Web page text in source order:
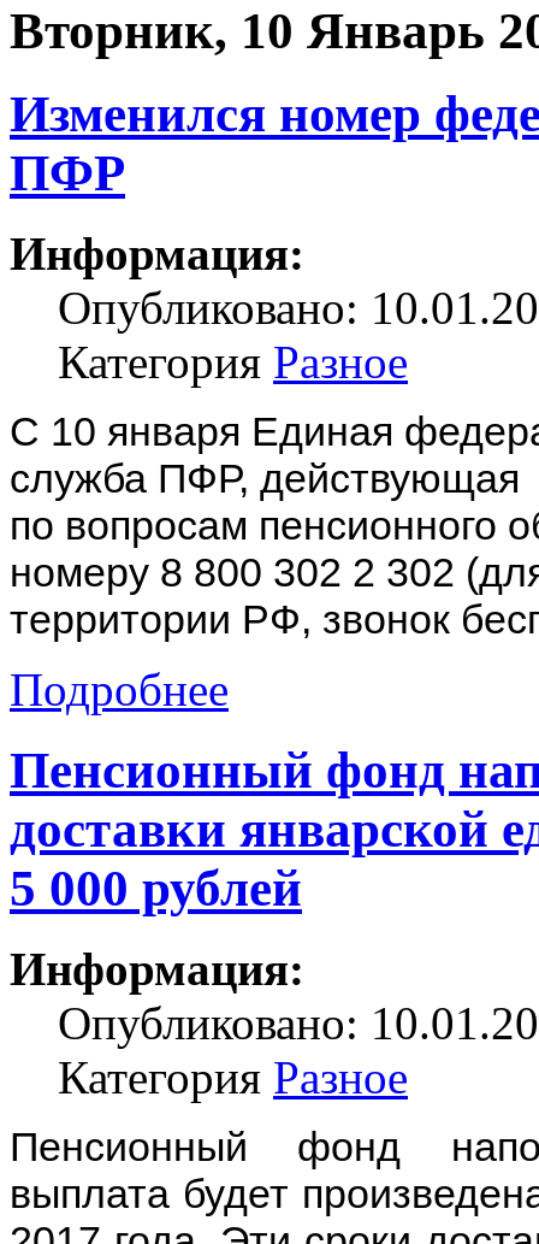
Вторник, 10 Январь
Изменился номер
ПФР
Информация:
Опубликовано:
Категория Разное
С 10 января Единая
служба ПФР, действующая
по вопросам пенсионного
номеру 8 800 302 2 302
территории РФ, звонок
Подробнее
Пенсионный фонд
доставки январской
5 000 рублей
Информация:
Опубликовано:
Категория Разное
Пенсионный фонд
выплата будет